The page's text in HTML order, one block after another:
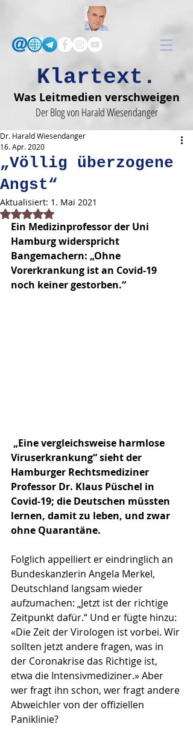
Klartext.
Was Leitmedien verschweigen
Der Blog von Harald Wiesendanger
„Völlig überzogene
Angst“
Dr. Harald Wiesendanger
16. Apr. 2020
Aktualisiert: 1. Mai 2021
Mit NaN von 5 Sternen bewertet.
Ein Medizinprofessor der Uni
Hamburg widerspricht
Bangemachern: „Ohne
Vorerkrankung ist an Covid-19
noch keiner gestorben.“
Viruserkrankung“ sieht der
Hamburger Rechtsmediziner
Professor Dr. Klaus Püschel in
Covid-19; die Deutschen müssten
lernen, damit zu leben, und zwar
ohne Quarantäne.
Folglich appelliert er eindringlich an
Bundeskanzlerin Angela Merkel,
Deutschland langsam wieder
aufzumachen: „Jetzt ist der richtige
Zeitpunkt dafür.“ Und er fügte hinzu:
«Die Zeit der Virologen ist vorbei. Wir
sollten jetzt andere fragen, was in
der Coronakrise das Richtige ist,
etwa die Intensivmediziner.» Aber
wer fragt ihn schon, wer fragt andere
Abweichler von der offiziellen
Paniklinie?